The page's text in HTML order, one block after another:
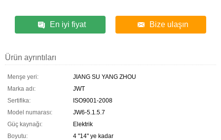
En iyi fiyat Bize ulaşın
Ürün ayrıntıları
Menşe yeri:
JIANG SU YANG ZHOU
Marka adı:
JWT
Sertifika:
ISO9001-2008
Model numarası:
JW6-5.1.5.7
Güç kaynağı:
Elektrik
Boyutu:
4 "14" ye kadar